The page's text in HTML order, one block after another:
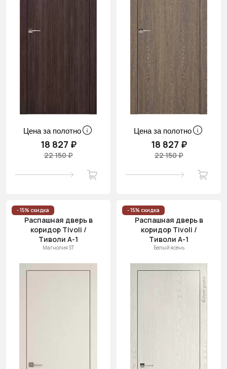
Цена за полотно
18 827 ₽
22 150 ₽
Цена за полотно
18 827 ₽
22 150 ₽
- 15% скидка
Распашная дверь в
коридор Tivoli /
Тиволи А-1
Магнолия ST
- 15% скидка
Распашная дверь в
коридор Tivoli /
Тиволи А-1
Белый ясень